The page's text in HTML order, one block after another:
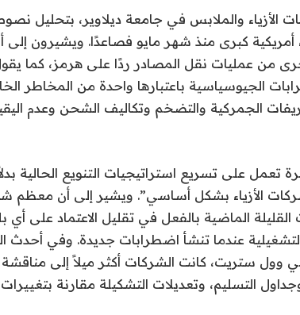
الأزياء والملابس في جامعة ديلاوير، بتحليل
30 شركة أزياء أمريكية كبرى منذ شهر مايو فصاعدًا. ويشيرون
من عمليات نقل المصادر ردًا على هرمز، كما
الجيوسياسية باعتبارها واحدة من المخاطر
الجمركية والتضخم وتكاليف الشحن وعدم
تعمل على تسريع استراتيجيات التنويع الحالية
الأزياء بشكل أساسي”. ويشير إلى أن معظم
الماضية بالفعل في تقليل الاعتماد على أي
عندما تنشأ اضطرابات جديدة. وفي أحدث
وول ستريت، كانت الشركات أكثر ميلاً إلى مناقشة
التسليم، وتعديلات التشكيلة مقارنة